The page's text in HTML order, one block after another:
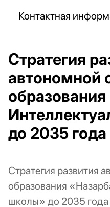
Контактная
Стратегия
автономной
до 2035 года
Стратегия развития
образования
школы» до 2035